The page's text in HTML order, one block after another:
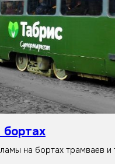
бортах
на бортах трамваев и